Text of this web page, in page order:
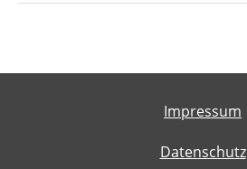
Impressum
Datenschutz